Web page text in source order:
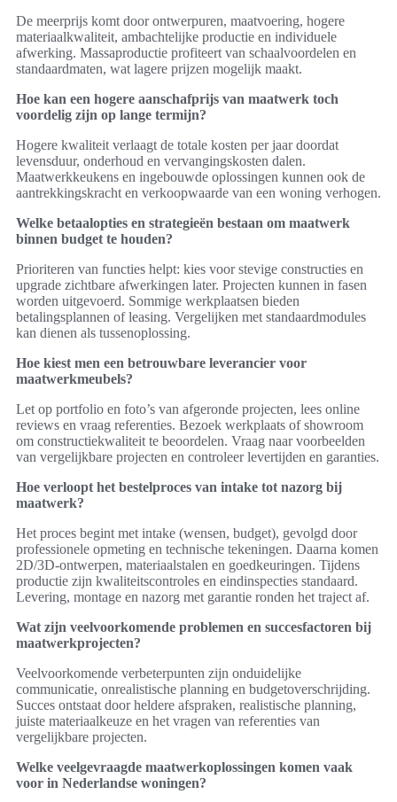
De meerprijs komt door ontwerpuren, maatvoering, hogere
materiaalkwaliteit, ambachtelijke productie en individuele
afwerking. Massaproductie profiteert van schaalvoordelen en
standaardmaten, wat lagere prijzen mogelijk maakt.
Hoe kan een hogere aanschafprijs van maatwerk toch
voordelig zijn op lange termijn?
Hogere kwaliteit verlaagt de totale kosten per jaar doordat
levensduur, onderhoud en vervangingskosten dalen.
Maatwerkkeukens en ingebouwde oplossingen kunnen ook de
aantrekkingskracht en verkoopwaarde van een woning verhogen.
Welke betaalopties en strategieën bestaan om maatwerk
binnen budget te houden?
Prioriteren van functies helpt: kies voor stevige constructies en
upgrade zichtbare afwerkingen later. Projecten kunnen in fasen
worden uitgevoerd. Sommige werkplaatsen bieden
betalingsplannen of leasing. Vergelijken met standaardmodules
kan dienen als tussenoplossing.
Hoe kiest men een betrouwbare leverancier voor
maatwerkmeubels?
Let op portfolio en foto’s van afgeronde projecten, lees online
reviews en vraag referenties. Bezoek werkplaats of showroom
om constructiekwaliteit te beoordelen. Vraag naar voorbeelden
van vergelijkbare projecten en controleer levertijden en garanties.
Hoe verloopt het bestelproces van intake tot nazorg bij
maatwerk?
Het proces begint met intake (wensen, budget), gevolgd door
professionele opmeting en technische tekeningen. Daarna komen
2D/3D-ontwerpen, materiaalstalen en goedkeuringen. Tijdens
productie zijn kwaliteitscontroles en eindinspecties standaard.
Levering, montage en nazorg met garantie ronden het traject af.
Wat zijn veelvoorkomende problemen en succesfactoren bij
maatwerkprojecten?
Veelvoorkomende verbeterpunten zijn onduidelijke
communicatie, onrealistische planning en budgetoverschrijding.
Succes ontstaat door heldere afspraken, realistische planning,
juiste materiaalkeuze en het vragen van referenties van
vergelijkbare projecten.
Welke veelgevraagde maatwerkoplossingen komen vaak
voor in Nederlandse woningen?